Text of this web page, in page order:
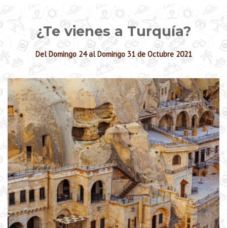
¿Te vienes a Turquía?
Del Domingo 24 al Domingo 31 de Octubre 2021